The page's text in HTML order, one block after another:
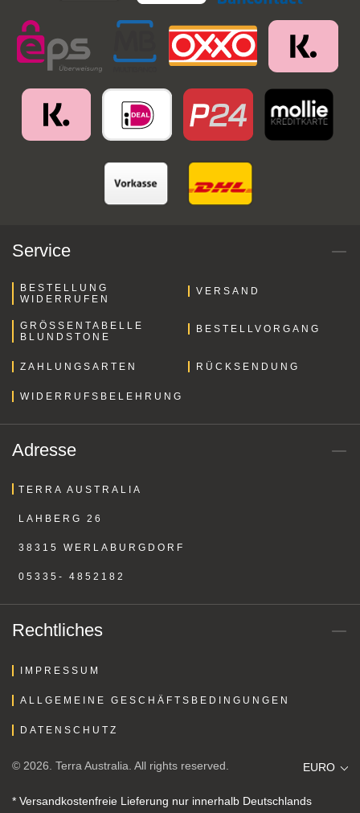
Service
BESTELLUNG
WIDERRUFEN
VERSAND
GRÖSSENTABELLE B
LUNDSTONE
BESTELLVORGANG
ZAHLUNGSARTEN RÜCKSENDUNG
WIDERRUFSBELEHRUNG
Adresse
TERRA AUSTRALIA
LAHBERG 26
38315 WERLABURGDORF
05335- 4852182
Rechtliches
IMPRESSUM
ALLGEMEINE GESCHÄFTSBEDINGUNGEN
DATENSCHUTZ
© 2026. Terra Australia. All rights reserved. EURO
* Versandkostenfreie Lieferung nur innerhalb Deutschlands